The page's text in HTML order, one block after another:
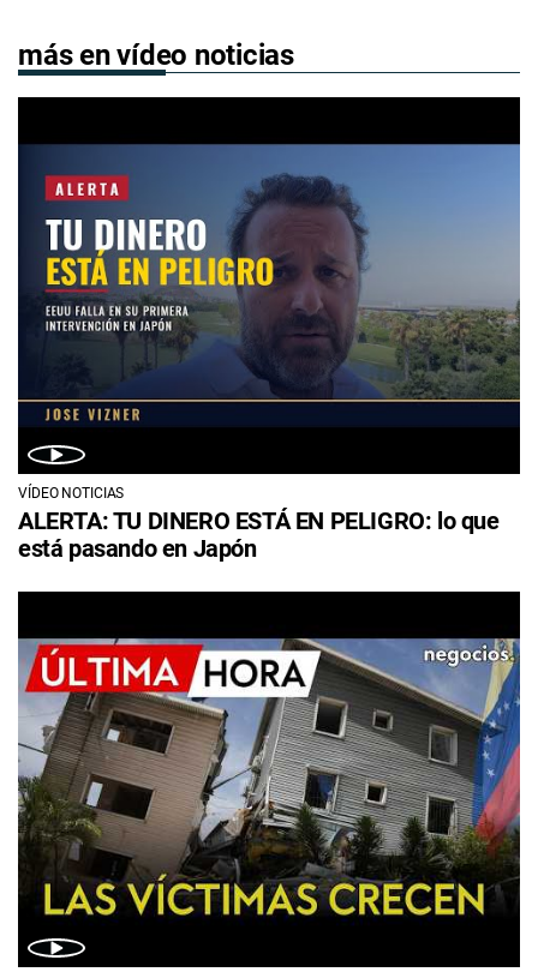
más en vídeo noticias
VÍDEO NOTICIAS
ALERTA: TU DINERO ESTÁ EN PELIGRO: lo que
está pasando en Japón